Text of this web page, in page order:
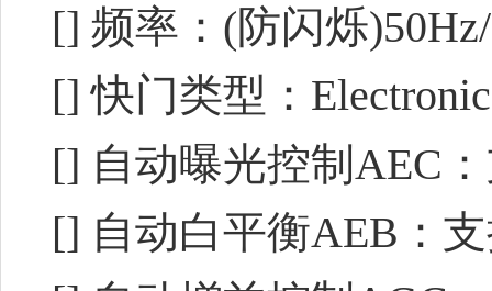
[] 频率：(防闪烁
[] 快门类型：
[] 自动曝光控制AEC
[] 自动白平衡AEB：